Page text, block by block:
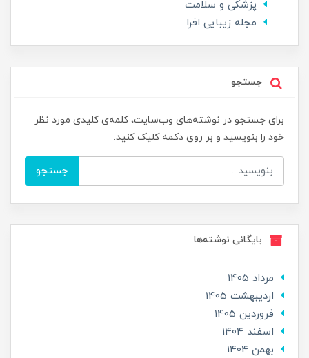
پزشکی و سلامت
مجله زیبایی افرا
جستجو
برای جستجو در نوشته‌های وب‌سایت، کلمه‌ی کلیدی مورد نظر
خود را بنویسید و بر روی دکمه کلیک کنید.
جستجو
بایگانی نوشته‌ها
مرداد 1405
ارديبهشت 1405
فروردین 1405
اسفند 1404
بهمن 1404